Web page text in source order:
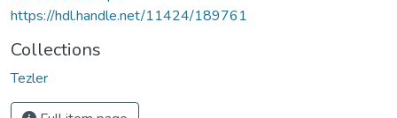
https://hdl.handle.net/11424/189761
Collections
Tezler